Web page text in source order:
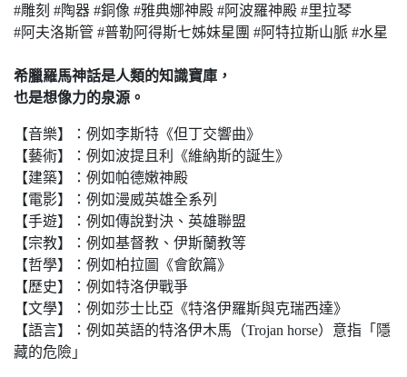
#雕刻 #陶器 #銅像 #雅典娜神殿 #阿波羅神殿 #里拉琴
#阿夫洛斯管 #普勒阿得斯七姊妹星團 #阿特拉斯山脈 #水星
希臘羅馬神話是人類的知識寶庫，
也是想像力的泉源。
【音樂】：例如李斯特《但丁交響曲》
【藝術】：例如波提且利《維納斯的誕生》
【建築】：例如帕德嫩神殿
【電影】：例如漫威英雄全系列
【手遊】：例如傳說對決、英雄聯盟
【宗教】：例如基督教、伊斯蘭教等
【哲學】：例如柏拉圖《會飲篇》
【歷史】：例如特洛伊戰爭
【文學】：例如莎士比亞《特洛伊羅斯與克瑞西達》
【語言】：例如英語的特洛伊木馬（Trojan horse）意指「隱
藏的危險」